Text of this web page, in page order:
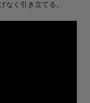
なく引き立てる。